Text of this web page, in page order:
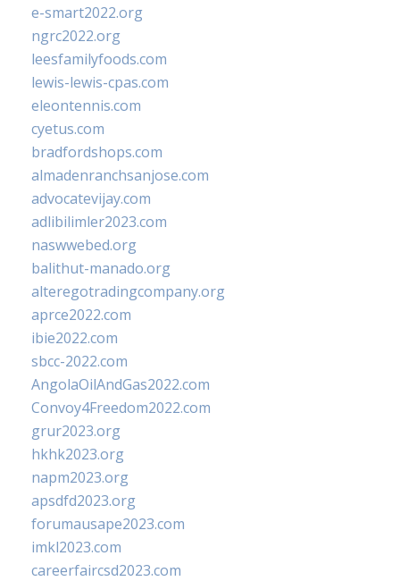
e-smart2022.org
ngrc2022.org
leesfamilyfoods.com
lewis-lewis-cpas.com
eleontennis.com
cyetus.com
bradfordshops.com
almadenranchsanjose.com
advocatevijay.com
adlibilimler2023.com
naswwebed.org
balithut-manado.org
alteregotradingcompany.org
aprce2022.com
ibie2022.com
sbcc-2022.com
AngolaOilAndGas2022.com
Convoy4Freedom2022.com
grur2023.org
hkhk2023.org
napm2023.org
apsdfd2023.org
forumausape2023.com
imkl2023.com
careerfaircsd2023.com